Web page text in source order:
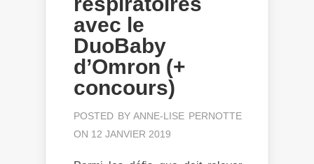
avec le
DuoBaby
d’Omron (+
concours)
POSTED BYANNE-LISE PERNOTTE
ON 12 JANVIER 2019